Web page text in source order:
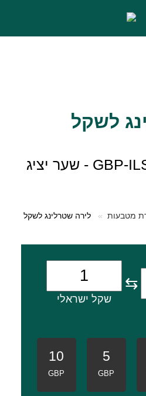
לשקל
מחשבון המרה GBP-ILS - שער יציג
מטבעות לירה שטרלינג לשקל
⇆
שקל ישראלי
5
GBP
10
GBP